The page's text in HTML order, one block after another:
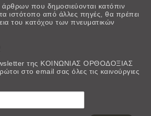
άρθρων που δημοσιεύονται κατόπιν
ιστότοπο από άλλες πηγές, θα πρέπει
του κατόχου των πνευματικών
της ΚΟΙΝΩΝΙΑΣ ΟΡΘΟΔΟΞΙΑΣ
στο email σας όλες τις καινούργιες